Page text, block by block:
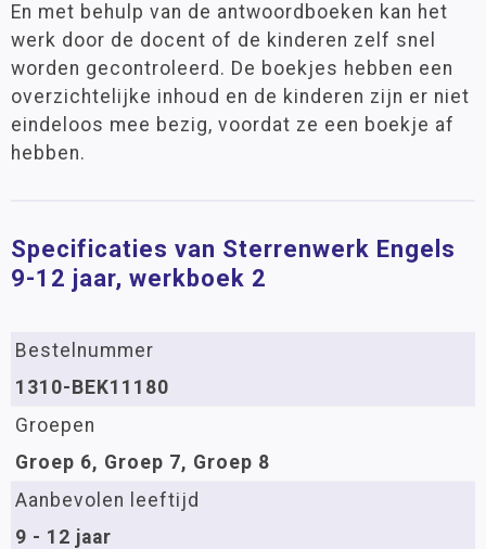
En met behulp van de antwoordboeken kan het
werk door de docent of de kinderen zelf snel
worden gecontroleerd. De boekjes hebben een
overzichtelijke inhoud en de kinderen zijn er niet
eindeloos mee bezig, voordat ze een boekje af
hebben.
Specificaties van Sterrenwerk Engels
9-12 jaar, werkboek 2
Bestelnummer
1310-BEK11180
Groepen
Groep 6, Groep 7, Groep 8
Aanbevolen leeftijd
9 - 12 jaar